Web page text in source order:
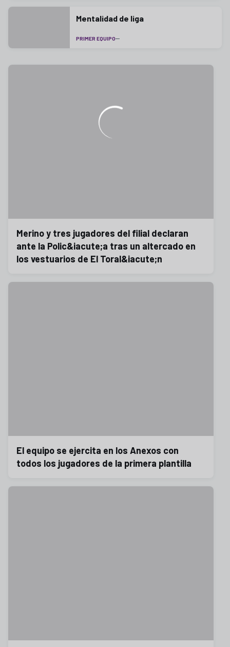
Mentalidad de liga
PRIMER EQUIPO
Merino y tres jugadores del filial declaran
ante la Polic&iacute;a tras un altercado en
los vestuarios de El Toral&iacute;n
El equipo se ejercita en los Anexos con
todos los jugadores de la primera plantilla